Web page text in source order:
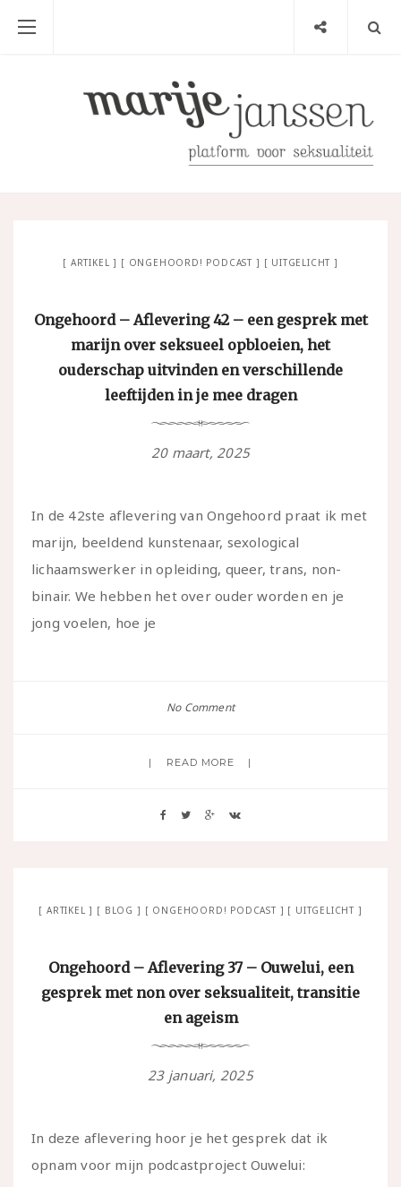
ARTIKEL ONGEHOORD! PODCAST UITGELICHT
Ongehoord – Aflevering 42 – een gesprek met
marijn over seksueel opbloeien, het
ouderschap uitvinden en verschillende
leeftijden in je mee dragen
20 maart, 2025
In de 42ste aflevering van Ongehoord praat ik met
marijn, beeldend kunstenaar, sexological
lichaamswerker in opleiding, queer, trans, non-
binair. We hebben het over ouder worden en je
jong voelen, hoe je
No Comment
READ MORE
ARTIKEL BLOG ONGEHOORD! PODCAST UITGELICHT
Ongehoord – Aflevering 37 – Ouwelui, een
gesprek met non over seksualiteit, transitie
en ageism
23 januari, 2025
In deze aflevering hoor je het gesprek dat ik
opnam voor mijn podcastproject Ouwelui: